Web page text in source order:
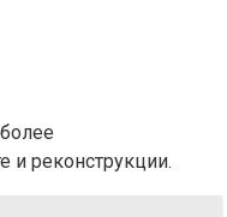
и реконструкции.